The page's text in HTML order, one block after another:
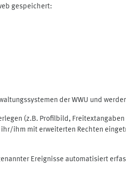
gespeichert:
der WWU und
(z.B. Profilbild,
ihm mit erweiterten Rechten
Ereignisse automatisiert